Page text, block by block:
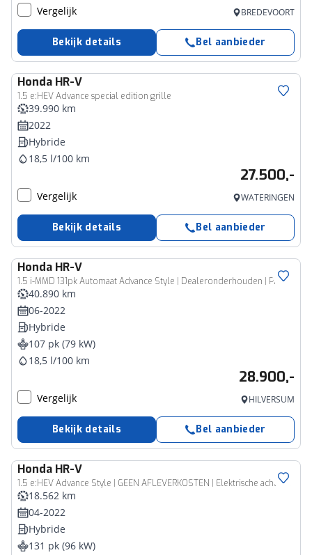
Vergelijk BREDEVOORT
Bekijk details Bel aanbieder
Honda HR-V
1.5 e:HEV Advance special edition grille
39.990 km
2022
Hybride
18,5 l/100 km
27.500,-
Vergelijk WATERINGEN
Bekijk details Bel aanbieder
Honda HR-V
1.5 i-MMD 131pk Automaat Advance Style | Dealeronderhouden | Premium Audio | Navi & Carplay | Blindspot | Elec. Klep | Stoel&Stuur Verwarming |
40.890 km
06-2022
Hybride
107 pk (79 kW)
18,5 l/100 km
28.900,-
Vergelijk HILVERSUM
Bekijk details Bel aanbieder
Honda HR-V
1.5 e:HEV Advance Style | GEEN AFLEVERKOSTEN | Elektrische achterklep, Dodehoekdetectie, Navigatie
18.562 km
04-2022
Hybride
131 pk (96 kW)